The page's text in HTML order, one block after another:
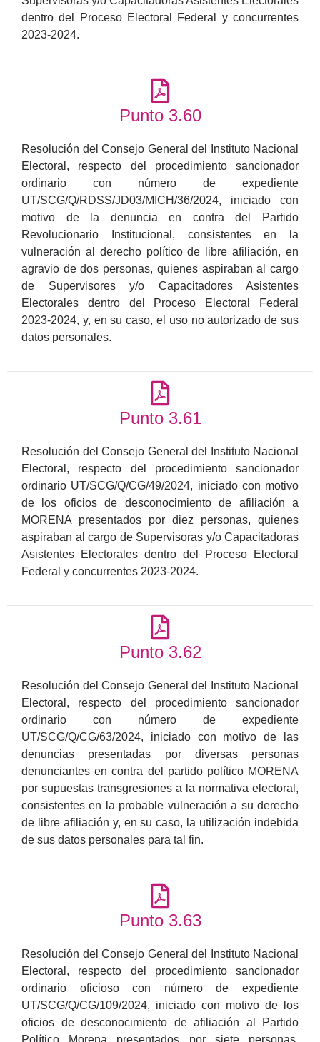
dentro del Proceso Electoral Federal y concurrentes
2023-2024.
Punto 3.60
Resolución del Consejo General del Instituto Nacional
Electoral, respecto del procedimiento sancionador
ordinario con número de expediente
UT/SCG/Q/RDSS/JD03/MICH/36/2024, iniciado con
motivo de la denuncia en contra del Partido
Revolucionario Institucional, consistentes en la
vulneración al derecho político de libre afiliación, en
agravio de dos personas, quienes aspiraban al cargo
de Supervisores y/o Capacitadores Asistentes
Electorales dentro del Proceso Electoral Federal
2023-2024, y, en su caso, el uso no autorizado de sus
datos personales.
Punto 3.61
Resolución del Consejo General del Instituto Nacional
Electoral, respecto del procedimiento sancionador
ordinario UT/SCG/Q/CG/49/2024, iniciado con motivo
de los oficios de desconocimiento de afiliación a
MORENA presentados por diez personas, quienes
aspiraban al cargo de Supervisoras y/o Capacitadoras
Asistentes Electorales dentro del Proceso Electoral
Federal y concurrentes 2023-2024.
Punto 3.62
Resolución del Consejo General del Instituto Nacional
Electoral, respecto del procedimiento sancionador
ordinario con número de expediente
UT/SCG/Q/CG/63/2024, iniciado con motivo de las
denuncias presentadas por diversas personas
denunciantes en contra del partido político MORENA
por supuestas transgresiones a la normativa electoral,
consistentes en la probable vulneración a su derecho
de libre afiliación y, en su caso, la utilización indebida
de sus datos personales para tal fin.
Punto 3.63
Resolución del Consejo General del Instituto Nacional
Electoral, respecto del procedimiento sancionador
ordinario oficioso con número de expediente
UT/SCG/Q/CG/109/2024, iniciado con motivo de los
oficios de desconocimiento de afiliación al Partido